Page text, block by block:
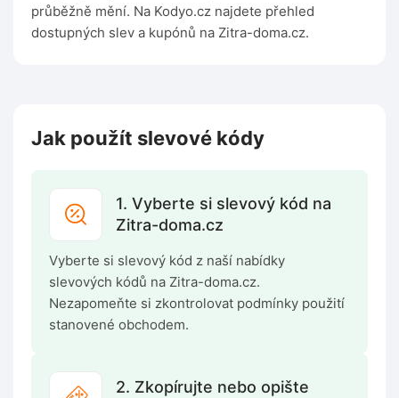
průběžně mění. Na Kodyo.cz najdete přehled
dostupných slev a kupónů na Zitra-doma.cz.
Jak použít slevové kódy
1. Vyberte si slevový kód na
Zitra-doma.cz
Vyberte si slevový kód z naší nabídky
slevových kódů na Zitra-doma.cz.
Nezapomeňte si zkontrolovat podmínky použití
stanovené obchodem.
2. Zkopírujte nebo opište